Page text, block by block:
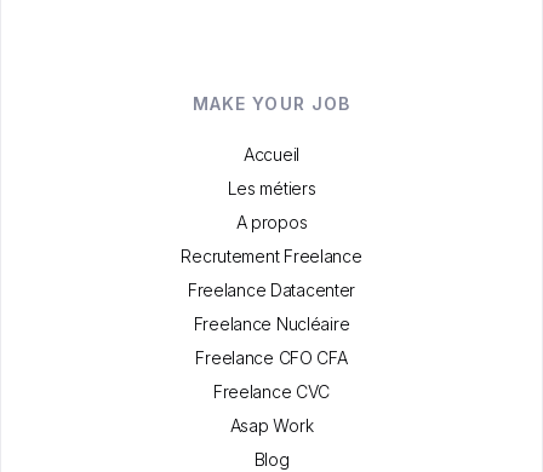
MAKE YOUR JOB
Accueil
Les métiers
A propos
Recrutement Freelance
Freelance Datacenter
Freelance Nucléaire
Freelance CFO CFA
Freelance CVC
Asap Work
Blog